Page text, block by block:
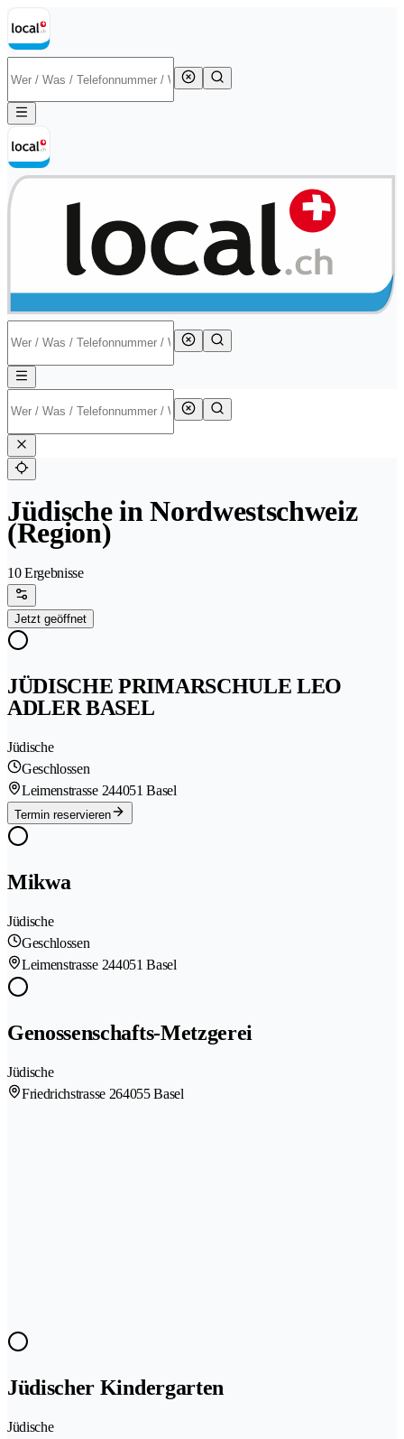
Jüdische in Nordwestschweiz
(Region)
10 Ergebnisse
Jetzt geöffnet
JÜDISCHE PRIMARSCHULE LEO
ADLER BASEL
Jüdische
Geschlossen
Leimenstrasse 244051 Basel
Termin reservieren
Mikwa
Jüdische
Geschlossen
Leimenstrasse 244051 Basel
Genossenschafts-Metzgerei
Jüdische
Friedrichstrasse 264055 Basel
Jüdischer Kindergarten
Jüdische